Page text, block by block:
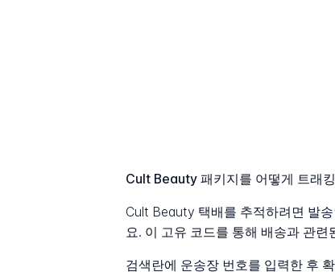
Cult Beauty 패키지를 어떻게 트래
Cult Beauty 택배를 추적하려면 발
요. 이 고유 코드를 통해 배송과 관
검색란에 운송장 번호를 입력한 후